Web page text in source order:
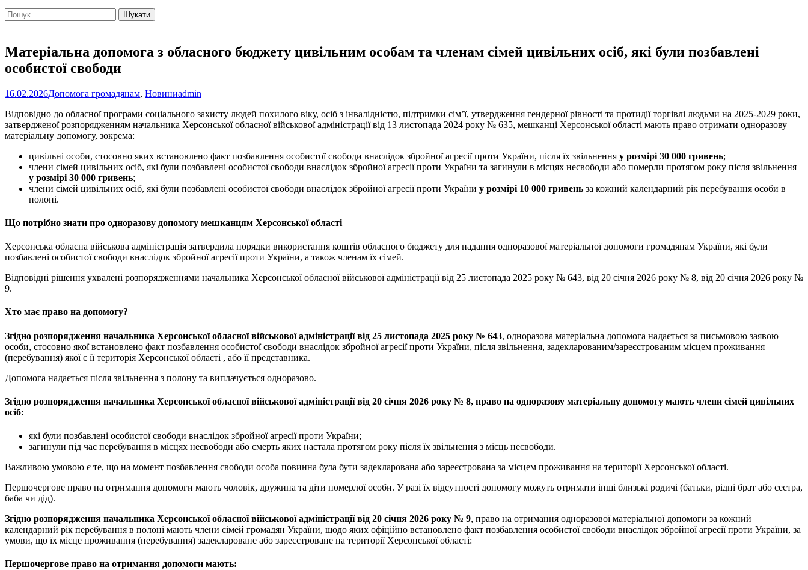
Пошук:
Матеріальна допомога з обласного бюджету цивільним особам та членам сімей цивільних осіб, які були позбавлені
особистої свободи
16.02.2026Допомога громадянам, Новиниadmin
Відповідно до обласної програми соціального захисту людей похилого віку, осіб з інвалідністю, підтримки сім’ї, утвердження гендерної рівності та протидії торгівлі людьми на 2025-2029 роки,
затвердженої розпорядженням начальника Херсонської обласної військової адміністрації від 13 листопада 2024 року № 635, мешканці Херсонської області мають право отримати одноразову
матеріальну допомогу, зокрема:
цивільні особи, стосовно яких встановлено факт позбавлення особистої свободи внаслідок збройної агресії проти України, після їх звільнення у розмірі 30 000 гривень;
члени сімей цивільних осіб, які були позбавлені особистої свободи внаслідок збройної агресії проти України та загинули в місцях несвободи або померли протягом року після звільнення
у розмірі 30 000 гривень;
члени сімей цивільних осіб, які були позбавлені особистої свободи внаслідок збройної агресії проти України у розмірі 10 000 гривень за кожний календарний рік перебування особи в
полоні.
Що потрібно знати про одноразову допомогу мешканцям Херсонської області
Херсонська обласна військова адміністрація затвердила порядки використання коштів обласного бюджету для надання одноразової матеріальної допомоги громадянам України, які були
позбавлені особистої свободи внаслідок збройної агресії проти України, а також членам їх сімей.
Відповідні рішення ухвалені розпорядженнями начальника Херсонської обласної військової адміністрації від 25 листопада 2025 року № 643, від 20 січня 2026 року № 8, від 20 січня 2026 року №
9.
Хто має право на допомогу?
Згідно розпорядження начальника Херсонської обласної військової адміністрації від 25 листопада 2025 року № 643, одноразова матеріальна допомога надається за письмовою заявою
особи, стосовно якої встановлено факт позбавлення особистої свободи внаслідок збройної агресії проти України, після звільнення, задекларованим/зареєстрованим місцем проживання
(перебування) якої є її територія Херсонської області , або її представника.
Допомога надається після звільнення з полону та виплачується одноразово.
Згідно розпорядження начальника Херсонської обласної військової адміністрації від 20 січня 2026 року № 8, право на одноразову матеріальну допомогу мають члени сімей цивільних
осіб:
які були позбавлені особистої свободи внаслідок збройної агресії проти України;
загинули під час перебування в місцях несвободи або смерть яких настала протягом року після їх звільнення з місць несвободи.
Важливою умовою є те, що на момент позбавлення свободи особа повинна була бути задекларована або зареєстрована за місцем проживання на території Херсонської області.
Першочергове право на отримання допомоги мають чоловік, дружина та діти померлої особи. У разі їх відсутності допомогу можуть отримати інші близькі родичі (батьки, рідні брат або сестра,
баба чи дід).
Згідно розпорядження начальника Херсонської обласної військової адміністрації від 20 січня 2026 року № 9, право на отримання одноразової матеріальної допомоги за кожний
календарний рік перебування в полоні мають члени сімей громадян України, щодо яких офіційно встановлено факт позбавлення особистої свободи внаслідок збройної агресії проти України, за
умови, що їх місце проживання (перебування) задеклароване або зареєстроване на території Херсонської області:
Першочергове право на отримання допомоги мають: